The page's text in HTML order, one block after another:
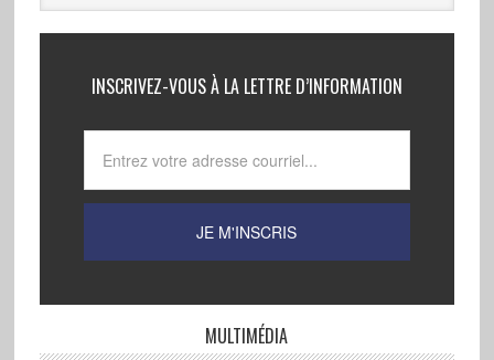
INSCRIVEZ-VOUS À LA LETTRE D’INFORMATION
MULTIMÉDIA